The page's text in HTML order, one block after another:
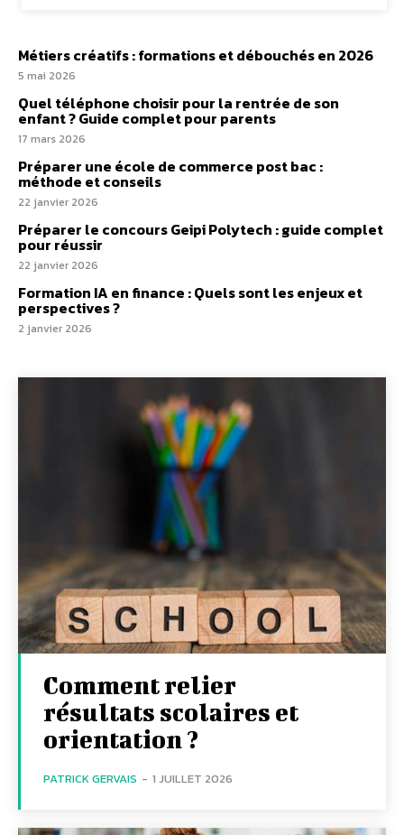
Métiers créatifs : formations et débouchés en 2026
5 mai 2026
Quel téléphone choisir pour la rentrée de son
enfant ? Guide complet pour parents
17 mars 2026
Préparer une école de commerce post bac :
méthode et conseils
22 janvier 2026
Préparer le concours Geipi Polytech : guide complet
pour réussir
22 janvier 2026
Formation IA en finance : Quels sont les enjeux et
perspectives ?
2 janvier 2026
Comment relier
résultats scolaires et
orientation ?
PATRICK GERVAIS - 1 JUILLET 2026